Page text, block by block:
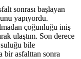
sonrası başlayan
yapıyordu.
çoğunluğu iniş
ulaştım. Son derece
bile
bir asfalttan sonra